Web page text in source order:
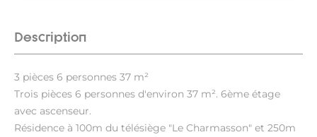
Description
3 pièces 6 personnes 37 m²
Trois pièces 6 personnes d'environ 37 m². 6ème étage
avec ascenseur.
Résidence à 100m du télésiège "Le Charmasson" et 250m